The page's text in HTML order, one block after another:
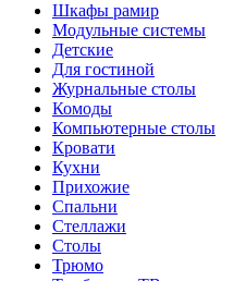
Шкафы рамир
Модульные системы
Детские
Для гостиной
Журнальные столы
Комоды
Компьютерные столы
Кровати
Кухни
Прихожие
Спальни
Стеллажи
Столы
Трюмо